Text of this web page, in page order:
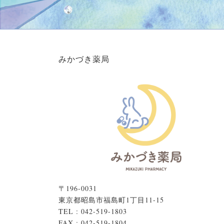
みかづき薬局
〒196-0031
東京都昭島市福島町1丁目11-15
TEL : 042-519-1803